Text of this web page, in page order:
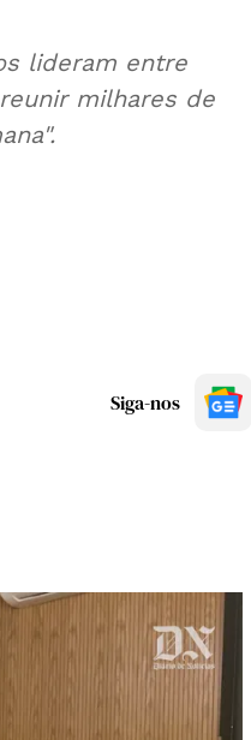
lideram entre
milhares de
Siga-nos